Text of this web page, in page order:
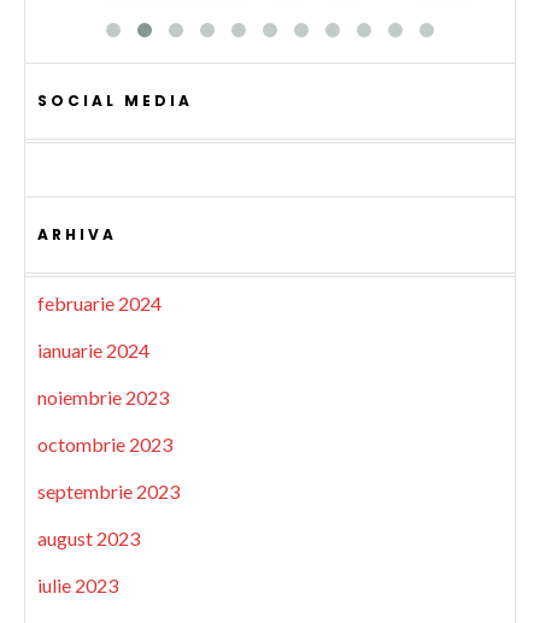
SOCIAL MEDIA
ARHIVA
februarie 2024
ianuarie 2024
noiembrie 2023
octombrie 2023
septembrie 2023
august 2023
iulie 2023